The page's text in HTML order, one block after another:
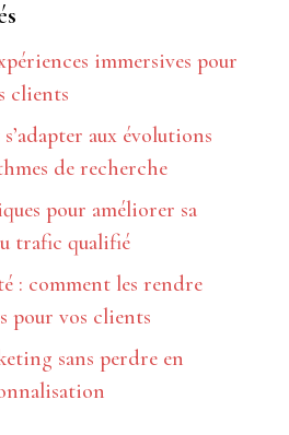
immersives pour
clients
aux évolutions
de recherche
pour améliorer sa
trafic qualifié
: comment les rendre
pour vos clients
sans perdre en